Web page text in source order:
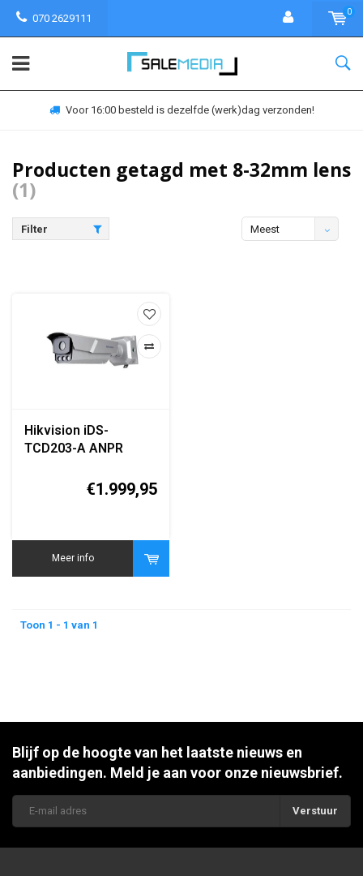
070 2629111
0
Voor 16:00 besteld is dezelfde (werk)dag verzonden!
Producten getagd met 8-32mm lens
(1)
Filter
Meest
Hikvision iDS-
TCD203-A ANPR
Detection Camera
€1.999,95
Meer info
Toon 1 - 1 van 1
Blijf op de hoogte van het laatste nieuws en
aanbiedingen. Meld je aan voor onze nieuwsbrief.
Verstuur